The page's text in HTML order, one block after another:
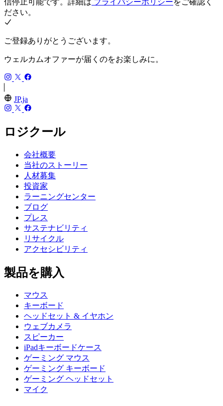
ださい。
ご登録ありがとうございます。
ウェルカムオファーが届くのをお楽しみに。
JP,ja
ロジクール
会社概要
当社のストーリー
人材募集
投資家
ラーニングセンター
ブログ
プレス
サステナビリティ
リサイクル
アクセシビリティ
製品を購入
マウス
キーボード
ヘッドセット & イヤホン
ウェブカメラ
スピーカー
iPadキーボードケース
ゲーミング マウス
ゲーミング キーボード
ゲーミング ヘッドセット
マイク